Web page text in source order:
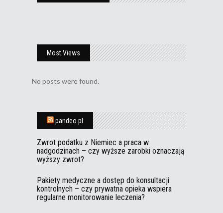
Most Views
No posts were found.
pandeo.pl
Zwrot podatku z Niemiec a praca w
nadgodzinach – czy wyższe zarobki oznaczają
wyższy zwrot?
Pakiety medyczne a dostęp do konsultacji
kontrolnych – czy prywatna opieka wspiera
regularne monitorowanie leczenia?